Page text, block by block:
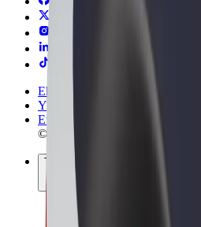
Ehdot
Yksityisyys
Evästeet
© 2026 Bolt Technology OÜ
Tuotteet
Kyydit